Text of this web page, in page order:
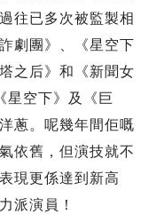
往已多次被監製相
劇團》、《星空下
之后》和《新聞女
星空下》及《巨
蔥。呢幾年間佢嘅
依舊，但演技就不
現更係達到新高
派演員！